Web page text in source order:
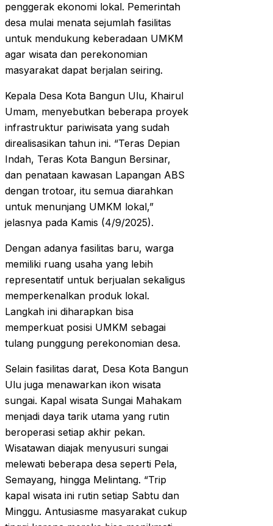
penggerak ekonomi lokal. Pemerintah
desa mulai menata sejumlah fasilitas
untuk mendukung keberadaan UMKM
agar wisata dan perekonomian
masyarakat dapat berjalan seiring.
Kepala Desa Kota Bangun Ulu, Khairul
Umam, menyebutkan beberapa proyek
infrastruktur pariwisata yang sudah
direalisasikan tahun ini. “Teras Depian
Indah, Teras Kota Bangun Bersinar,
dan penataan kawasan Lapangan ABS
dengan trotoar, itu semua diarahkan
untuk menunjang UMKM lokal,”
jelasnya pada Kamis (4/9/2025).
Dengan adanya fasilitas baru, warga
memiliki ruang usaha yang lebih
representatif untuk berjualan sekaligus
memperkenalkan produk lokal.
Langkah ini diharapkan bisa
memperkuat posisi UMKM sebagai
tulang punggung perekonomian desa.
Selain fasilitas darat, Desa Kota Bangun
Ulu juga menawarkan ikon wisata
sungai. Kapal wisata Sungai Mahakam
menjadi daya tarik utama yang rutin
beroperasi setiap akhir pekan.
Wisatawan diajak menyusuri sungai
melewati beberapa desa seperti Pela,
Semayang, hingga Melintang. “Trip
kapal wisata ini rutin setiap Sabtu dan
Minggu. Antusiasme masyarakat cukup